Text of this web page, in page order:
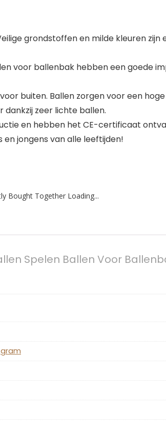
grondstoffen en milde kleuren
voor ballenbak hebben een goede
buiten. Ballen zorgen voor een
dankzij zeer lichte ballen.
en hebben het CE-certificaat
jongens van alle leeftijden!
Bought Together Loading...
Spelen Ballen Voor